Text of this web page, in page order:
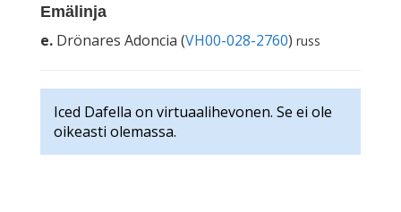
Emälinja
e. Drönares Adoncia (VH00-028-2760) russ
Iced Dafella on virtuaalihevonen. Se ei ole
oikeasti olemassa.